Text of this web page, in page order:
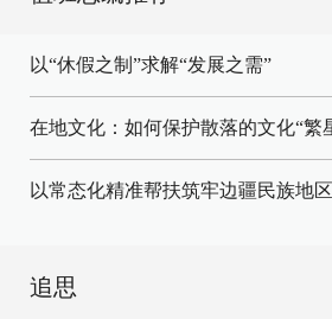
以“休假之制”求解“发展之需”
在地文化：如何保护散落的文化“繁
以常态化精准帮扶筑牢边疆民族地
追思